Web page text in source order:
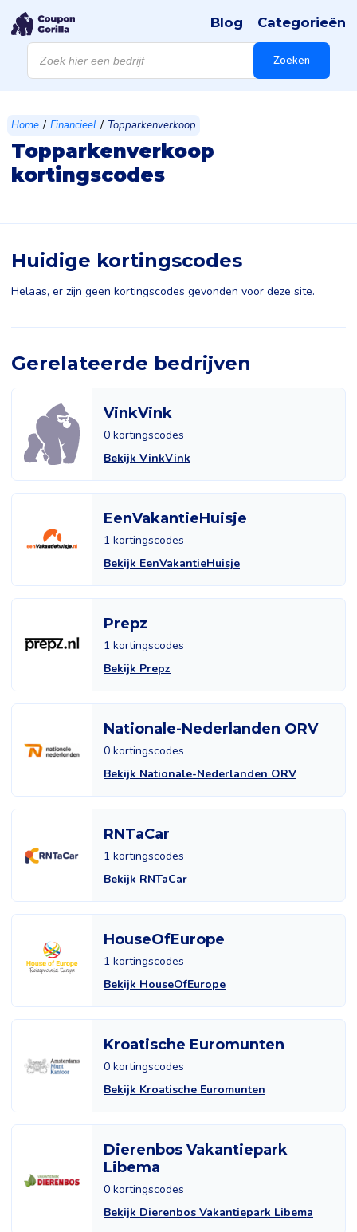
Producten
zoeken Zoeken
Blog Categorieën
Home / Financieel / Topparkenverkoop
Topparkenverkoop
kortingscodes
Huidige kortingscodes
Helaas, er zijn geen kortingscodes gevonden voor deze site.
Gerelateerde bedrijven
VinkVink
0 kortingscodes
Bekijk VinkVink
EenVakantieHuisje
1 kortingscodes
Bekijk EenVakantieHuisje
Prepz
1 kortingscodes
Bekijk Prepz
Nationale-Nederlanden ORV
0 kortingscodes
Bekijk Nationale-Nederlanden ORV
RNTaCar
1 kortingscodes
Bekijk RNTaCar
HouseOfEurope
1 kortingscodes
Bekijk HouseOfEurope
Kroatische Euromunten
0 kortingscodes
Bekijk Kroatische Euromunten
Dierenbos Vakantiepark
Libema
0 kortingscodes
Bekijk Dierenbos Vakantiepark Libema